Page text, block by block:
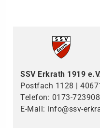
SSV Erkrath 1919
Postfach 1128 |
Telefon: 0173-
E-Mail: info@ssv-